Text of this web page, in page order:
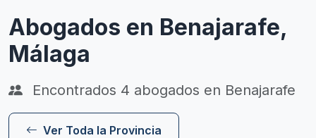
Abogados en Benajarafe,
Málaga
Encontrados 4 abogados en Benajarafe
Ver Toda la Provincia